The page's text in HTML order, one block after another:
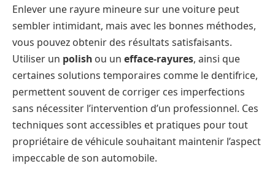
Enlever une rayure mineure sur une voiture peut
sembler intimidant, mais avec les bonnes méthodes,
vous pouvez obtenir des résultats satisfaisants.
Utiliser un polish ou un efface-rayures, ainsi que
certaines solutions temporaires comme le dentifrice,
permettent souvent de corriger ces imperfections
sans nécessiter l’intervention d’un professionnel. Ces
techniques sont accessibles et pratiques pour tout
propriétaire de véhicule souhaitant maintenir l’aspect
impeccable de son automobile.